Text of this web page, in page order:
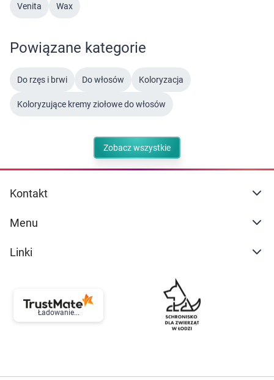
Venita Wax
Powiązane kategorie
Do rzęs i brwi Do włosów Koloryzacja
Koloryzujące kremy ziołowe do włosów
Zobacz wszystkie
Kontakt
Menu
Linki
Ładowanie...